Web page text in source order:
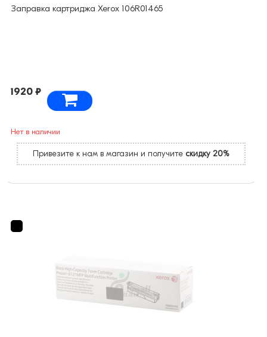
Заправка картриджа Xerox 106R01465
1920 ₽
Нет в наличии
Привезите к нам в магазин и получите скидку 20%